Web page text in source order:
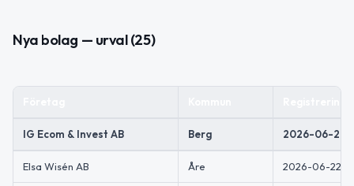
Nya bolag — urval (25)
IG Ecom & Invest AB Berg 2026-06-22
Elsa Wisén AB Åre 2026-06-22